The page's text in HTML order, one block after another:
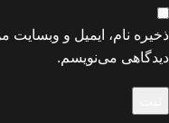
ذخیره نام، ایمیل و وبسایت
دیدگاهی می‌نویسم.